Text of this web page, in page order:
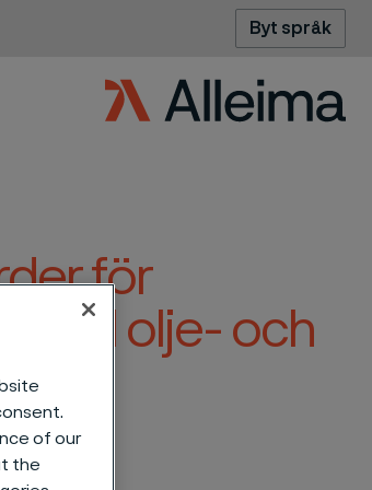
Byt språk
för
till olje- och
of our
the